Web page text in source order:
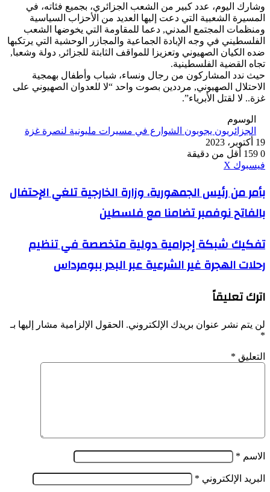
وشارك اليوم، عدد كبير من الشعب الجزائري، بجميع فئاته، في
المسيرة الشعبية التي دعت إليها العديد من الأحزاب السياسية
ومنظمات المجتمع المدني, دعما للمقاومة التي يخوضها الشعب
الفلسطيني في وجه الإبادة الجماعية والمجازر الوحشية التي يرتكبها
ضده الكيان الصهيوني وتعزيزا للمواقف الثابتة للجزائر, دولة وشعبا,
تجاه القضية الفلسطينية.
حيث ندد المشاركون من رجال ونساء، شباب وأطفال بهمجية
الاحتلال الصهيوني, مرددين بصوت واحد “لا للعدوان الصهيوني على
غزة.. لا لقتل الأبرياء”.
الوسوم
الجزائريون يجوبون الشوارع في مسيرات مليونية لنصرة غزة
19 أكتوبر، 2023
0
أقل من دقيقة
فيسبوك ‫X
بأمر
من
رئيس
الجمهورية،
الخارجية
الإحتفال
نوفمبر
تضامنا
فلسطين
بأمر من رئيس الجمهورية، وزارة الخارجية تلغي الإحتفال
بالفاتح نوفمبر تضامنا مع فلسطين
تفكيك
شبكة
إجرامية
دولية
في
رحلات
الهجرة
الشرعية
عبر
تفكيك شبكة إجرامية دولية متخصصة في تنظيم
رحلات الهجرة غير الشرعية عبر البحر ببومرداس
اترك تعليقاً
لن يتم نشر عنوان بريدك الإلكتروني. الحقول الإلزامية مشار إليها بـ
*
التعليق *
الاسم *
البريد الإلكتروني *